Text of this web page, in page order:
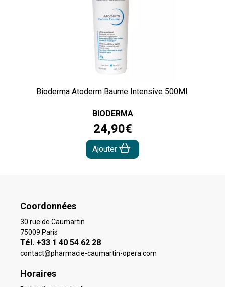
Bioderma Atoderm Baume Intensive 500Ml.
BIODERMA
24,90€
Ajouter
Coordonnées
30 rue de Caumartin
75009 Paris
Tél. +33 1 40 54 62 28
contact@pharmacie-caumartin-opera.com
Horaires